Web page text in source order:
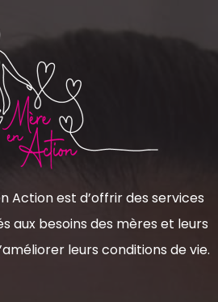
Action est d’offrir des services
aux besoins des mères et leurs
leurs conditions de vie.